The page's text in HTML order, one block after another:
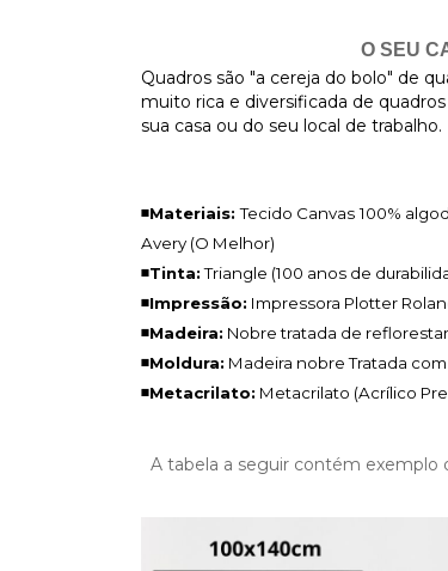
O SEU
Quadros são "a cereja do bolo" de
muito rica e diversificada de
sua casa ou do seu local de trabalho.
◾Materiais: Tecido Canvas 100%
Avery (O Melhor)
◾Tinta:Triangle (100 anos de
◾Impressão: Impressora Plotter
◾Madeira: Nobre tratada de
◾Moldura: Madeira nobre Tratada
◾Metacrilato: Metacrilato (Acrílico
A tabela a seguir contém exemplo